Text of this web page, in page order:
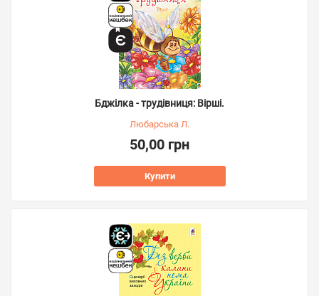
Бджілка - трудівниця: Вірші.
Любарська Л.
50,00 грн
Купити